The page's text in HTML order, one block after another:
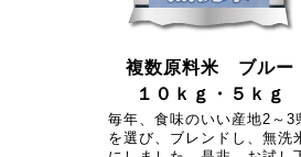
複数原料米 ブルー
１０ｋｇ・５ｋｇ
毎年、食味のいい産地2～3
を選び、ブレンドし、無洗